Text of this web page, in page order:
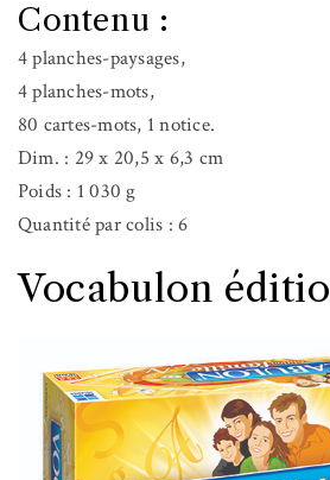
Contenu :
4 planches-paysages,
4 planches-mots,
80 cartes-mots, 1 notice.
Dim. : 29 x 20,5 x 6,3 cm
Poids : 1 030 g
Quantité par colis : 6
Vocabulon